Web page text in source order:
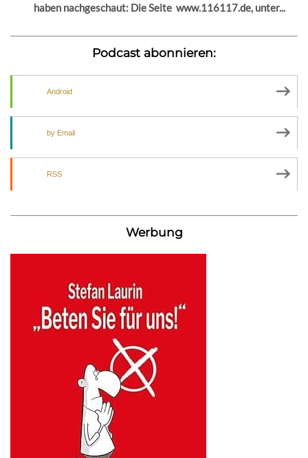
haben nachgeschaut: Die Seite www.116117.de, unter...
Podcast abonnieren:
Android
by Email
RSS
Werbung